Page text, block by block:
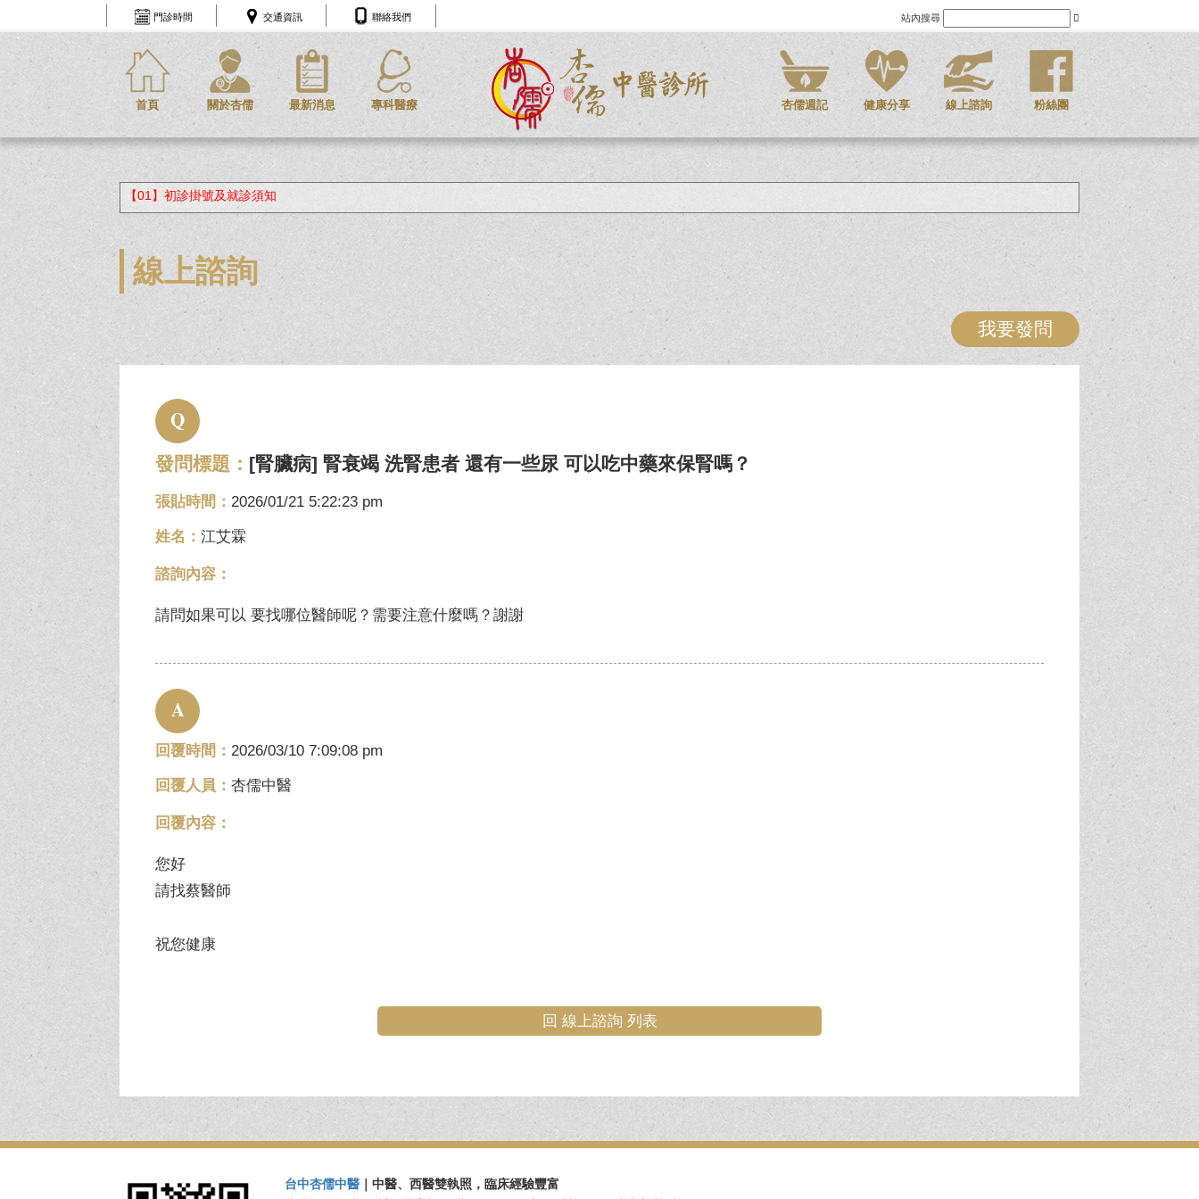
門診時間 交通資訊 聯絡我們 站內搜尋
首頁 關於杏儒 最新消息 專科醫療 杏儒週記 健康分享 線上諮詢 粉絲團
【01】初診掛號及就診須知
線上諮詢
我要發問
Q
發問標題： [腎臟病] 腎衰竭 洗腎患者 還有一些尿 可以吃中藥來保腎嗎？
張貼時間： 2026/01/21 5:22:23 pm
姓名：江艾霖
諮詢內容：
請問如果可以 要找哪位醫師呢？需要注意什麼嗎？謝謝
A
回覆時間： 2026/03/10 7:09:08 pm
回覆人員：杏儒中醫
回覆內容：
您好
請找蔡醫師
祝您健康
回 線上諮詢 列表
台中杏儒中醫｜中醫、西醫雙執照，臨床經驗豐富